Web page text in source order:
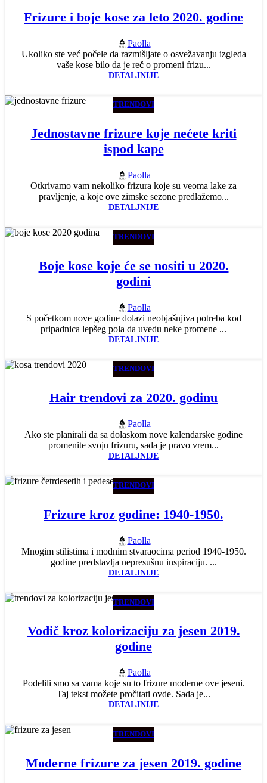
Frizure i boje kose za leto 2020. godine
Paolla
Ukoliko ste već počele da razmišljate o osvežavanju izgleda
vaše kose bilo da je reč o promeni frizu...
DETALJNIJE
TRENDOVI
Jednostavne frizure koje nećete kriti
ispod kape
Paolla
Otkrivamo vam nekoliko frizura koje su veoma lake za
pravljenje, a koje ove zimske sezone predlažemo...
DETALJNIJE
TRENDOVI
Boje kose koje će se nositi u 2020.
godini
Paolla
S početkom nove godine dolazi neobjašnjiva potreba kod
pripadnica lepšeg pola da uvedu neke promene ...
DETALJNIJE
TRENDOVI
Hair trendovi za 2020. godinu
Paolla
Ako ste planirali da sa dolaskom nove kalendarske godine
promenite svoju frizuru, sada je pravo vrem...
DETALJNIJE
TRENDOVI
Frizure kroz godine: 1940-1950.
Paolla
Mnogim stilistima i modnim stvaraocima period 1940-1950.
godine predstavlja nepresušnu inspiraciju. ...
DETALJNIJE
TRENDOVI
Vodič kroz kolorizaciju za jesen 2019.
godine
Paolla
Podelili smo sa vama koje su to frizure moderne ove jeseni.
Taj tekst možete pročitati ovde. Sada je...
DETALJNIJE
TRENDOVI
Moderne frizure za jesen 2019. godine